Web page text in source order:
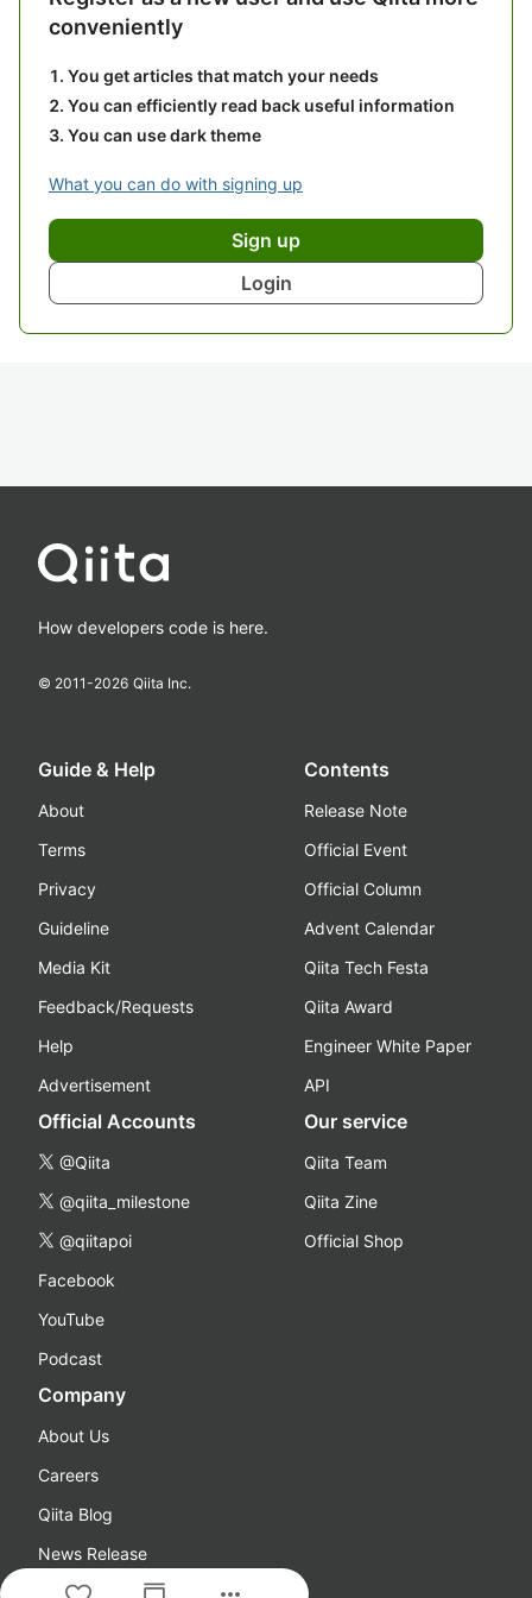
conveniently
You get articles that match your needs
You can efficiently read back useful information
You can use dark theme
What you can do with signing up
Sign up
Login
How developers code is here.
© 2011-2026 Qiita Inc.
Guide & Help
About
Terms
Privacy
Guideline
Media Kit
Feedback/Requests
Help
Advertisement
Contents
Release Note
Official Event
Official Column
Advent Calendar
Qiita Tech Festa
Qiita Award
Engineer White Paper
API
Official Accounts
@Qiita
@qiita_milestone
@qiitapoi
Facebook
YouTube
Podcast
Our service
Qiita Team
Qiita Zine
Official Shop
Company
About Us
Careers
Qiita Blog
News Release